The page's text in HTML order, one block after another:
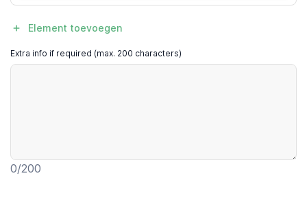
Element toevoegen
Extra info if required (max. 200 characters)
0/200